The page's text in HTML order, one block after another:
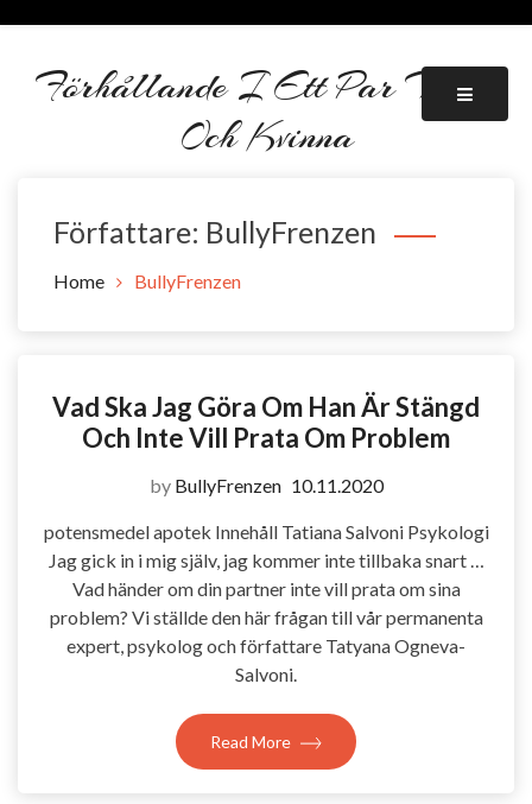
contentFörhållande I Ett Par Man
Och Kvinna
Författare: BullyFrenzen
Home BullyFrenzen
Vad Ska Jag Göra Om Han Är Stängd
Och Inte Vill Prata Om Problem
by BullyFrenzen 10.11.2020
potensmedel apotek Innehåll Tatiana Salvoni Psykologi
Jag gick in i mig själv, jag kommer inte tillbaka snart …
Vad händer om din partner inte vill prata om sina
problem? Vi ställde den här frågan till vår permanenta
expert, psykolog och författare Tatyana Ogneva-
Salvoni.
Read More